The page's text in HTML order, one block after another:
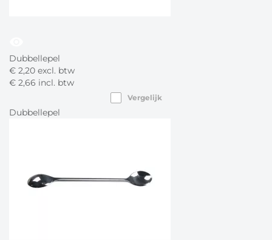
Dubbellepel
€ 2,20 excl. btw
€ 2,66 incl. btw
Vergelijk
Dubbellepel